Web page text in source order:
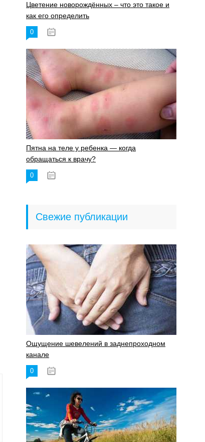
Цветение новорождённых – что это такое и
как его определить
0
Пятна на теле у ребенка — когда
обращаться к врачу?
0
Свежие публикации
Ощущение шевелений в заднепроходном
канале
0